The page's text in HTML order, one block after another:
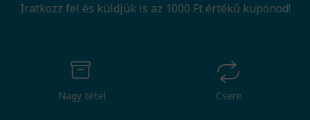
Iratkozz fel és küldjük is az 1000 Ft értékű kuponod!
Nagy tétel Csere